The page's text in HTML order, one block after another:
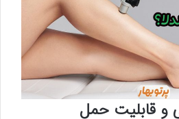
و قابلیت حمل